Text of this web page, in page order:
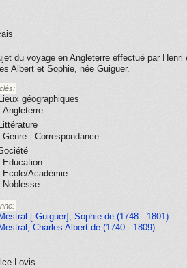
du voyage en Angleterre effectué par
Albert et Sophie, née Guiguer.
Lieux géographiques
Angleterre
Littérature
Genre - Correspondance
Education
Ecole/Académie
Noblesse
Mestral [-Guiguer], Sophie de (1748 - 1801)
Mestral, Charles Albert de (1740 - 1809)
Lovis